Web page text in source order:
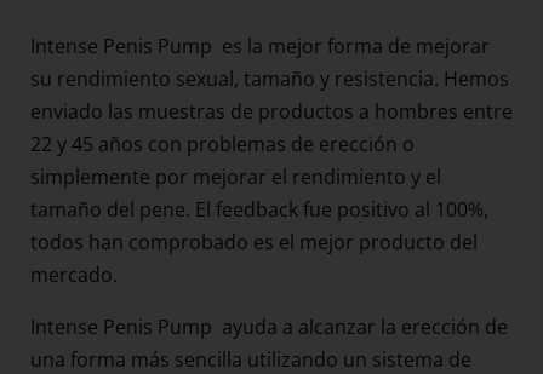
Intense Penis Pump es la mejor forma de mejorar
su rendimiento sexual, tamaño y resistencia. Hemos
enviado las muestras de productos a hombres entre
22 y 45 años con problemas de erección o
simplemente por mejorar el rendimiento y el
tamaño del pene. El feedback fue positivo al 100%,
todos han comprobado es el mejor producto del
mercado.
Intense Penis Pump ayuda a alcanzar la erección de
una forma más sencilla utilizando un sistema de